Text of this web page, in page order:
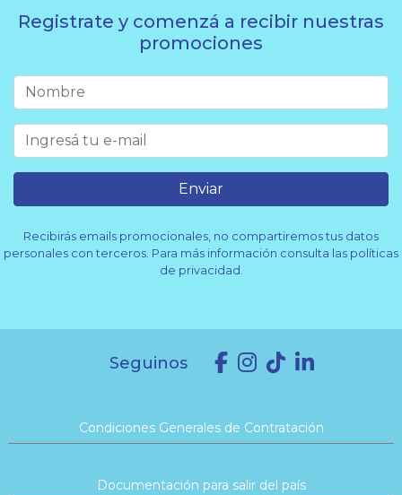
Registrate y comenzá a recibir nuestras
promociones
Enviar
Recibirás emails promocionales, no compartiremos tus datos
personales con terceros. Para más información consulta las políticas
de privacidad.
Seguinos
Condiciones Generales de Contratación
Documentación para salir del país